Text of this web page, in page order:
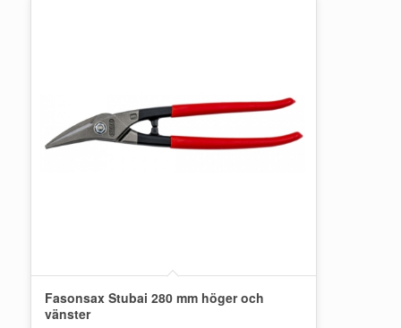
Fasonsax Stubai 280 mm höger och
vänster